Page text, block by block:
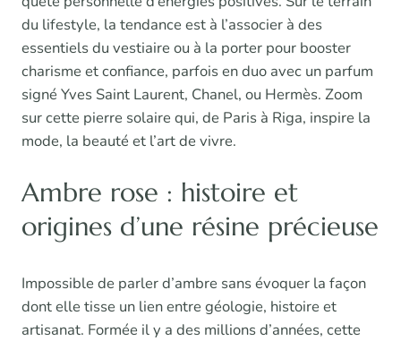
du lifestyle, la tendance est à l’associer à des
essentiels du vestiaire ou à la porter pour booster
charisme et confiance, parfois en duo avec un parfum
signé Yves Saint Laurent, Chanel, ou Hermès. Zoom
sur cette pierre solaire qui, de Paris à Riga, inspire la
mode, la beauté et l’art de vivre.
Ambre rose : histoire et
origines d’une résine précieuse
Impossible de parler d’ambre sans évoquer la façon
dont elle tisse un lien entre géologie, histoire et
artisanat. Formée il y a des millions d’années, cette